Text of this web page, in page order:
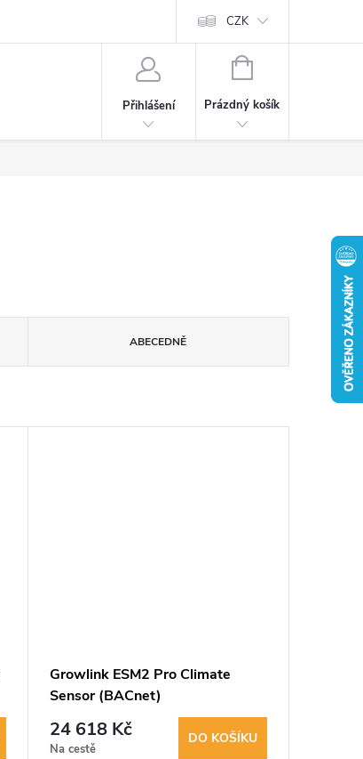
CZK
Přihlášení
NÁKUPNÍ
Prázdný košík
ABECEDNĚ
Growlink ESM2 Pro Climate
Sensor (BACnet)
24 618 Kč
Na cestě
DO KOŠÍKU